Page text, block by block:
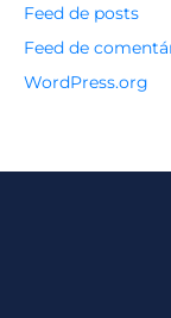
Feed de posts
Feed de
WordPress.org